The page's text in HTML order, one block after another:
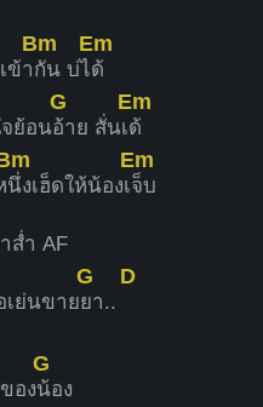
ข้า
Bm
กัน บ่ไ
Em
ด้
จย้อน
G
อ้าย สั่นเ
Em
ด้
นึ่งเฮ็ดให้น้องเ
Em
จ็บ
ส่ำ AF
เย่นขาย
G
ยา..
D
อง
G
น้อง